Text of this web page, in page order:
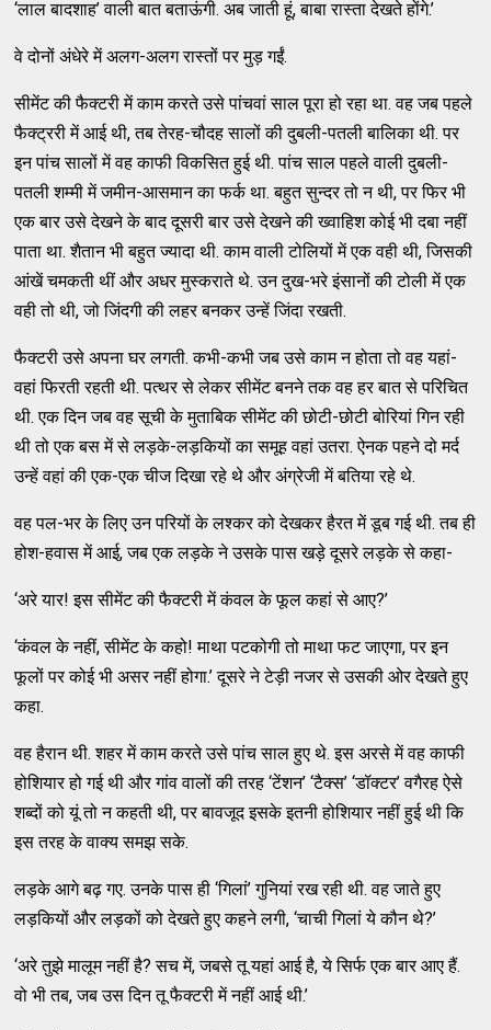
‘लाल बादशाह’ वाली बात बताऊंगी. अब जाती हूं, बाबा रास्ता देखते होंगे.’
वे दोनों अंधेरे में अलग-अलग रास्तों पर मुड़ गईं.
सीमेंट की फैक्टरी में काम करते उसे पांचवां साल पूरा हो रहा था. वह जब पहले
फैक्ट्ररी में आई थी, तब तेरह-चौदह सालों की दुबली-पतली बालिका थी. पर
इन पांच सालों में वह काफी विकसित हुई थी. पांच साल पहले वाली दुबली-
पतली शम्मी में जमीन-आसमान का फर्क था. बहुत सुन्दर तो न थी, पर फिर भी
एक बार उसे देखने के बाद दूसरी बार उसे देखने की ख्वाहिश कोई भी दबा नहीं
पाता था. शैतान भी बहुत ज्यादा थी. काम वाली टोलियों में एक वही थी, जिसकी
आंखें चमकती थीं और अधर मुस्कराते थे. उन दुख-भरे इंसानों की टोली में एक
वही तो थी, जो जिंदगी की लहर बनकर उन्हें जिंदा रखती.
फैक्टरी उसे अपना घर लगती. कभी-कभी जब उसे काम न होता तो वह यहां-
वहां फिरती रहती थी. पत्थर से लेकर सीमेंट बनने तक वह हर बात से परिचित
थी. एक दिन जब वह सूची के मुताबिक सीमेंट की छोटी-छोटी बोरियां गिन रही
थी तो एक बस में से लड़के-लड़कियों का समूह वहां उतरा. ऐनक पहने दो मर्द
उन्हें वहां की एक-एक चीज दिखा रहे थे और अंग्रेजी में बतिया रहे थे.
वह पल-भर के लिए उन परियों के लश्कर को देखकर हैरत में डूब गई थी. तब ही
होश-हवास में आई, जब एक लड़के ने उसके पास खड़े दूसरे लड़के से कहा-
‘अरे यार! इस सीमेंट की फैक्टरी में कंवल के फूल कहां से आए?’
‘कंवल के नहीं, सीमेंट के कहो! माथा पटकोगी तो माथा फट जाएगा, पर इन
फूलों पर कोई भी असर नहीं होगा.’ दूसरे ने टेड़ी नजर से उसकी ओर देखते हुए
कहा.
वह हैरान थी. शहर में काम करते उसे पांच साल हुए थे. इस अरसे में वह काफी
होशियार हो गई थी और गांव वालों की तरह ‘टेंशन’ ‘टैक्स’ ‘डॉक्टर’ वगैरह ऐसे
शब्दों को यूं तो न कहती थी, पर बावजूद इसके इतनी होशियार नहीं हुई थी कि
इस तरह के वाक्य समझ सके.
लड़के आगे बढ़ गए. उनके पास ही ‘गिलां’ गुनियां रख रही थी. वह जाते हुए
लड़कियों और लड़कों को देखते हुए कहने लगी, ‘चाची गिलां ये कौन थे?’
‘अरे तुझे मालूम नहीं है? सच में, जबसे तू यहां आई है, ये सिर्फ एक बार आए हैं.
वो भी तब, जब उस दिन तू फैक्टरी में नहीं आई थी.’